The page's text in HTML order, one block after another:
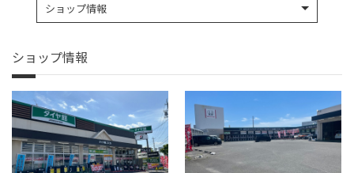
ショップ情報
ショップ情報